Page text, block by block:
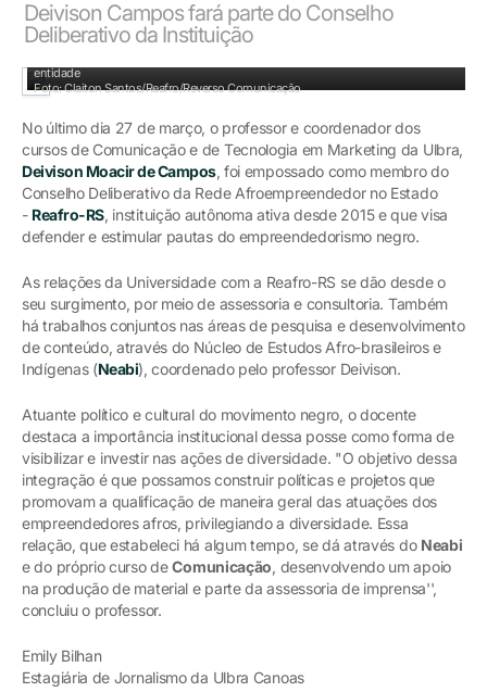
Deivison Campos fará parte do Conselho
Deliberativo da Instituição
entidade
Foto: Claiton Santos/Reafro/Reverso Comunicação
No último dia 27 de março, o professor e coordenador dos
cursos de Comunicação e de Tecnologia em Marketing da Ulbra,
Deivison Moacir de Campos, foi empossado como membro do
Conselho Deliberativo da Rede Afroempreendedor no Estado
- Reafro-RS, instituição autônoma ativa desde 2015 e que visa
defender e estimular pautas do empreendedorismo negro.
As relações da Universidade com a Reafro-RS se dão desde o
seu surgimento, por meio de assessoria e consultoria. Também
há trabalhos conjuntos nas áreas de pesquisa e desenvolvimento
de conteúdo, através do Núcleo de Estudos Afro-brasileiros e
Indígenas (Neabi), coordenado pelo professor Deivison.
Atuante político e cultural do movimento negro, o docente
destaca a importância institucional dessa posse como forma de
visibilizar e investir nas ações de diversidade. "O objetivo dessa
integração é que possamos construir políticas e projetos que
promovam a qualificação de maneira geral das atuações dos
empreendedores afros, privilegiando a diversidade. Essa
relação, que estabeleci há algum tempo, se dá através do Neabi
e do próprio curso deComunicação, desenvolvendo um apoio
na produção de material e parte da assessoria de imprensa'',
concluiu o professor.
Emily Bilhan
Estagiária de Jornalismo da Ulbra Canoas